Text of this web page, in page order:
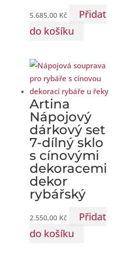
5.685,00 Kč
Přidat
do košíku
Artina
Nápojový
dárkový set
7-dílný sklo
s cínovými
dekoracemi
dekor
rybářský
2.550,00 Kč
Přidat
do košíku